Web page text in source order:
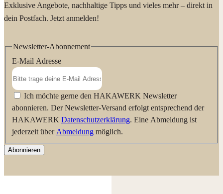
Exklusive Angebote, nachhaltige Tipps und vieles mehr – direkt in
dein Postfach. Jetzt anmelden!
Newsletter-Abonnement
E-Mail Adresse
Ich möchte gerne den HAKAWERK Newsletter
abonnieren. Der Newsletter-Versand erfolgt entsprechend der
HAKAWERK Datenschutzerklärung. Eine Abmeldung ist
jederzeit über Abmeldung möglich.
Abonnieren